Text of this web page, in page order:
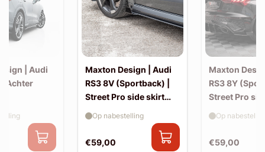
| Audi
| Achter
Maxton Design | Audi
RS3 8V (Sportback) |
Street Pro side skirt
splitter flaps
€59,00
Op nabestelling
Maxton
RS3 8Y
Street Pro
splitter flaps
€59,00
Op